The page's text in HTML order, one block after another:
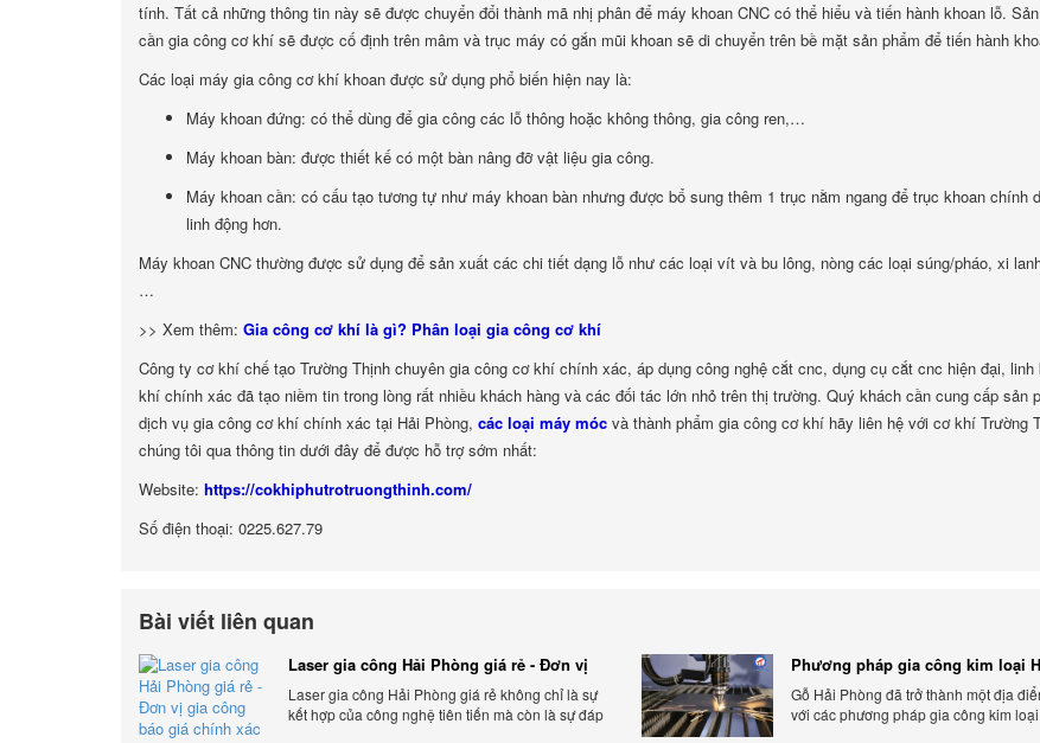
tính. Tất cả những thông tin này sẽ được chuyển đổi thành mã nhị phân để máy khoan CNC có thể hiểu và tiến hành khoan lỗ.
cần gia công cơ khí sẽ được cố định trên mâm và trục máy có gắn mũi khoan sẽ di chuyển trên bề mặt sản phẩm để tiến hành
Các loại máy gia công cơ khí khoan được sử dụng phổ biến hiện nay là:
Máy khoan đứng: có thể dùng để gia công các lỗ thông hoặc không thông, gia công ren,…
Máy khoan bàn: được thiết kế có một bàn nâng đỡ vật liệu gia công.
Máy khoan cần: có cấu tạo tương tự như máy khoan bàn nhưng được bổ sung thêm 1 trục nằm ngang để trục khoan chính
linh động hơn.
Máy khoan CNC thường được sử dụng để sản xuất các chi tiết dạng lỗ như các loại vít và bu lông, nòng các loại súng/pháo, xi
…
>> Xem thêm: Gia công cơ khí là gì? Phân loại gia công cơ khí
Công ty cơ khí chế tạo Trường Thịnh chuyên gia công cơ khí chính xác, áp dụng công nghệ cắt cnc, dụng cụ cắt cnc hiện đại, linh
khí chính xác đã tạo niềm tin trong lòng rất nhiều khách hàng và các đối tác lớn nhỏ trên thị trường. Quý khách cần cung cấp sản
dịch vụ gia công cơ khí chính xác tại Hải Phòng, các loại máy móc và thành phẩm gia công cơ khí hãy liên hệ với cơ khí Trường
chúng tôi qua thông tin dưới đây để được hỗ trợ sớm nhất:
Website: https://cokhiphutrotruongthinh.com/
Số điện thoại: 0225.627.79
Bài viết liên quan
Laser gia công Hải Phòng giá rẻ - Đơn vị
gia công báo giá chính xác
Laser gia công Hải Phòng giá rẻ không chỉ là sự
kết hợp của công nghệ tiên tiến mà còn là sự đáp
Phương pháp gia công kim loại
phổ biến hiện nay
Gỗ Hải Phòng đã trở thành một địa
với các phương pháp gia công kim